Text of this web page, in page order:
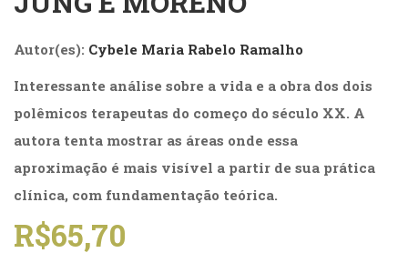
(31)
(278)
Especial
(39)
Fonoaudiologia
(54)
terapia
Autor(es): Cybele Maria Rabelo Ramalho
Interessante análise sobre a vida e a obra dos dois
polêmicos terapeutas do começo do século XX. A
autora tenta mostrar as áreas onde essa
aproximação é mais visível a partir de sua prática
clínica, com fundamentação teórica.
R$65,70